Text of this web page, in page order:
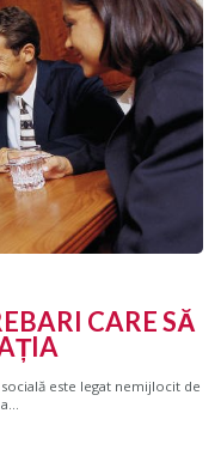
CARE SĂ
este legat nemijlocit de